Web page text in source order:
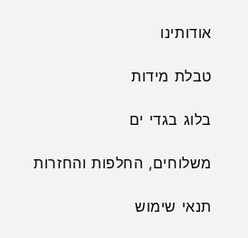
אודותינו
טבלת מידות
בלוג בגדי ים
משלוחים, החלפות והחזרות
תנאי שימוש